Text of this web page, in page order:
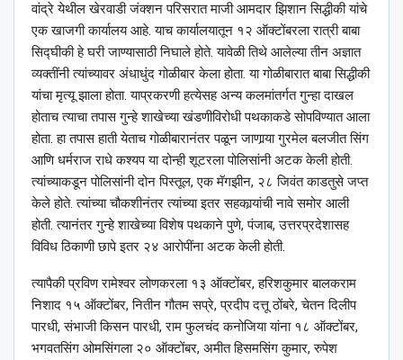
वांद्रे येथील खेरवाडी जंक्शन परिसरात माजी आमदार झिशान सिद्धीकी यांचे
एक खाजगी कार्यालय आहे. याच कार्यालयातून १२ ऑक्टोंबरला रात्री बाबा
सिद्घीकी हे घरी जाण्यासाठी निघाले होते. यावेळी तिथे आलेल्या तीन अज्ञात
व्यक्तींनी त्यांच्यावर अंधाधुंद गोळीबार केला होता. या गोळीबारात बाबा सिद्धीकी
यांचा मृत्यू झाला होता. याप्रकरणी हत्येसह अन्य कलमांतर्गत गुन्हा दाखल
होताच त्याचा तपास गुन्हे शाखेच्या खंडणीविरोधी पथकाकडे सोपविण्यात आला
होता. हा तपास हाती येताच गोळीबारानंतर पळून जाणार्‍या गुरमेल बलजीत सिंग
आणि धर्मराज राधे कश्यप या दोन्ही शूटरला पोलिसांनी अटक केली होती.
त्यांच्याकडून पोलिसांनी दोन पिस्तूल, एक मॅगझीन, २८ जिवंत काडतुसे जप्त
केले होते. त्यांच्या चौकशीनंतर त्यांच्या इतर सहकार्‍यांची नावे समोर आली
होती. त्यानंतर गुन्हे शाखेच्या विशेष पथकाने पुणे, पंजाब, उत्तरप्रदेशासह
विविध ठिकाणी छापे इतर २४ आरोपींना अटक केली होती.
त्यापैकी प्रविण रामेश्‍वर लोणकरला १३ ऑक्टोंबर, हरिशकुमार बालकराम
निशाद १५ ऑक्टोंबर, नितीन गौतम सप्रे, प्रदीप दत्तू ठोंबरे, चेतन दिलीप
पारधी, संभाजी किसन पारधी, राम फुलचंद कनोजिया यांना १८ ऑक्टोंबर,
भगवतसिंग ओमसिंगला २० ऑक्टोंबर, अमीत हिसमसिंग कुमार, रुपेश